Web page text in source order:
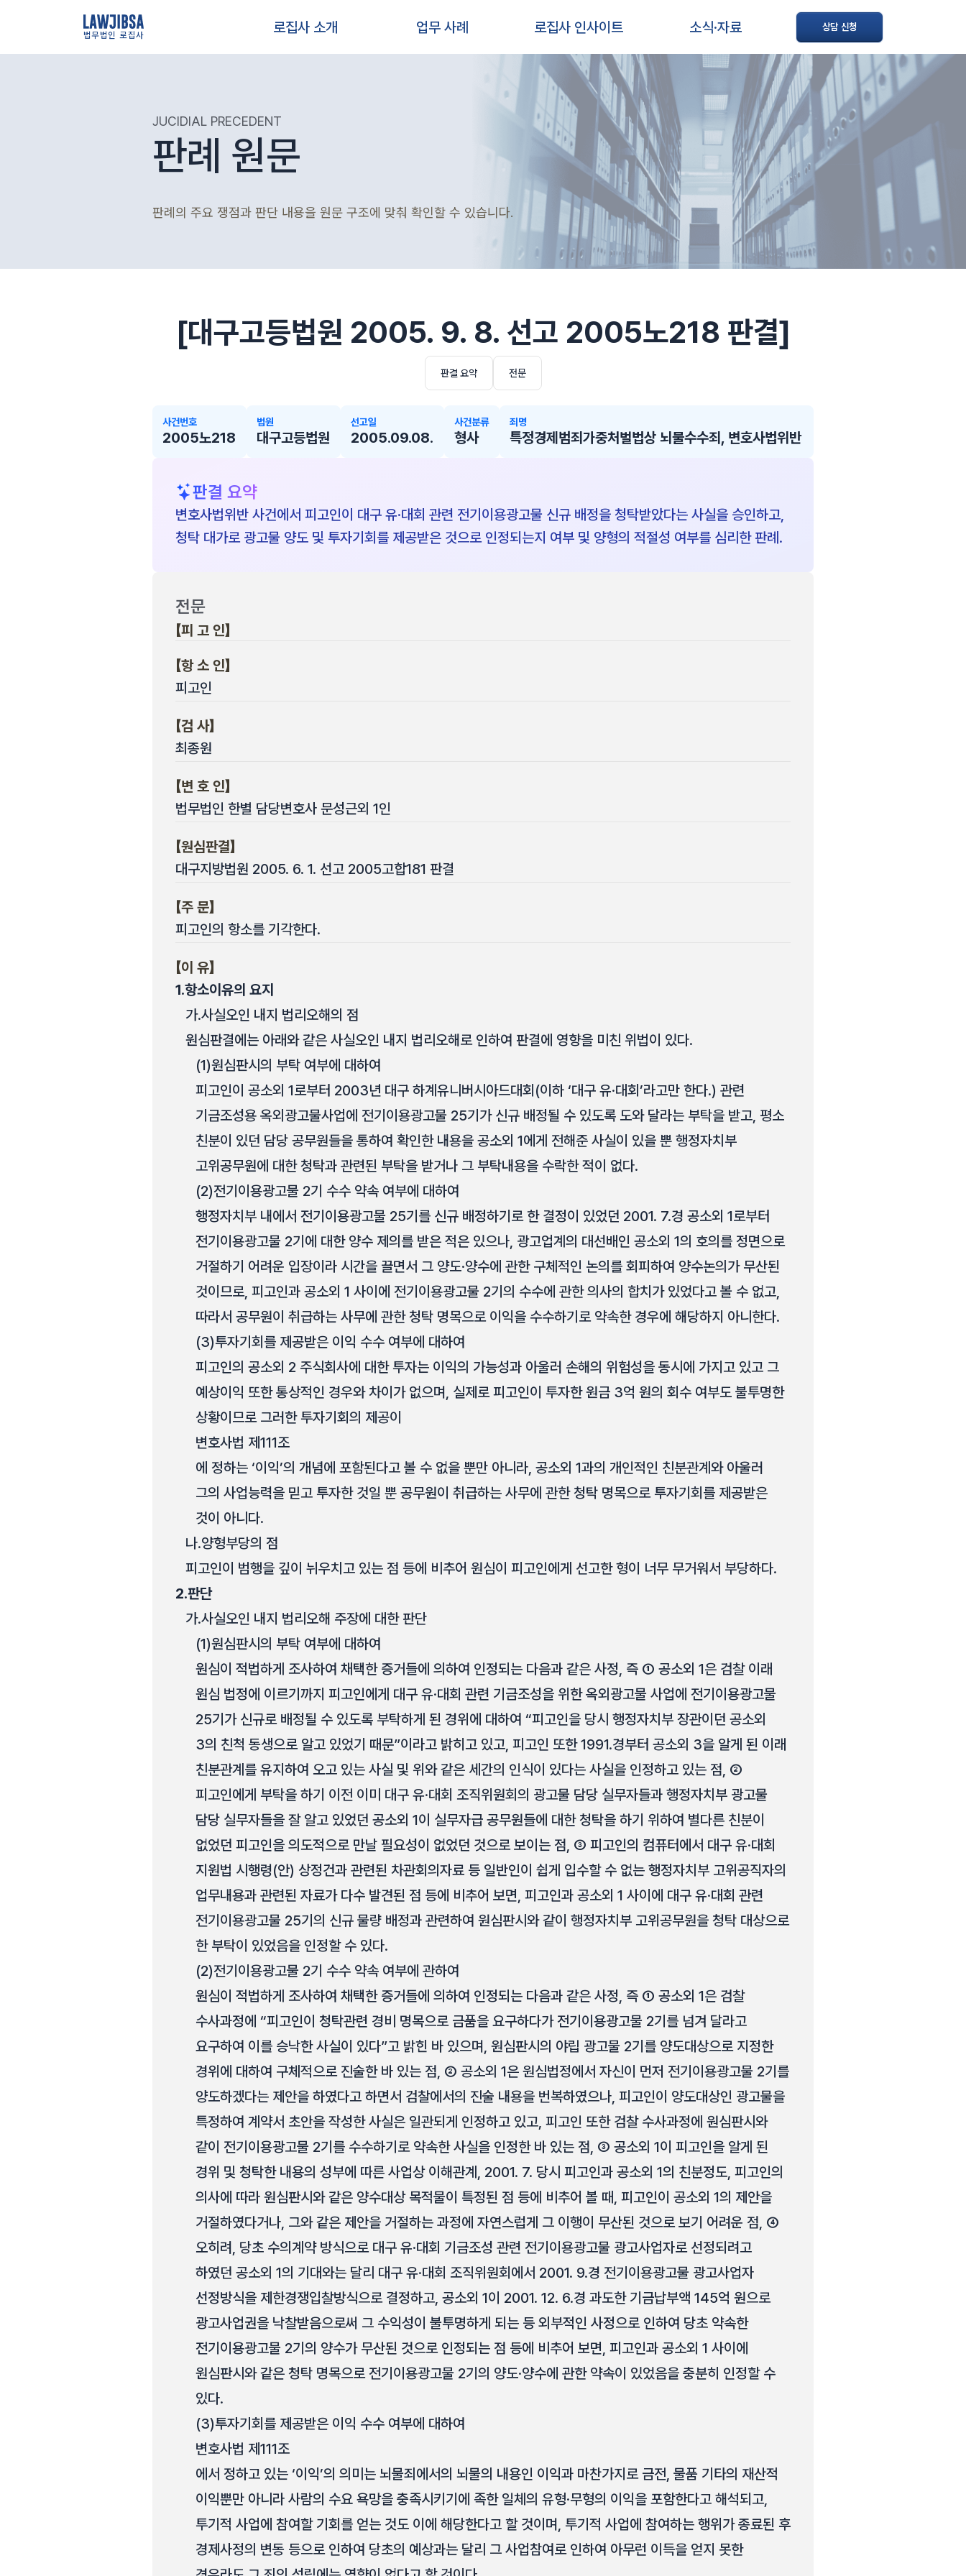
법무법인 로집사 로집사 소개 업무 사례 로집사 인사이트 소식·자료 상담 신청
JUCIDIAL PRECEDENT
판례 원문
판례의 주요 쟁점과 판단 내용을 원문 구조에 맞춰 확인할 수 있습니다.
[대구고등법원 2005. 9. 8. 선고 2005노218 판결]
판결 요약 전문
사건번호
2005노218
법원
대구고등법원
선고일
2005.09.08.
사건분류
형사
죄명
특정경제범죄가중처벌법상 뇌물수수죄, 변호사법위반
판결 요약
변호사법위반 사건에서 피고인이 대구 유·대회 관련 전기이용광고물 신규 배정을 청탁받았다는 사실을 승인하고,
청탁 대가로 광고물 양도 및 투자기회를 제공받은 것으로 인정되는지 여부 및 양형의 적절성 여부를 심리한 판례.
전문
【피 고 인】
【항 소 인】
피고인
【검 사】
최종원
【변 호 인】
법무법인 한별 담당변호사 문성근외 1인
【원심판결】
대구지방법원 2005. 6. 1. 선고 2005고합181 판결
【주 문】
피고인의 항소를 기각한다.
【이 유】
1.항소이유의 요지
가.사실오인 내지 법리오해의 점
원심판결에는 아래와 같은 사실오인 내지 법리오해로 인하여 판결에 영향을 미친 위법이 있다.
(1)원심판시의 부탁 여부에 대하여
피고인이 공소외 1로부터 2003년 대구 하계유니버시아드대회(이하 ‘대구 유·대회’라고만 한다.) 관련
기금조성용 옥외광고물사업에 전기이용광고물 25기가 신규 배정될 수 있도록 도와 달라는 부탁을 받고, 평소
친분이 있던 담당 공무원들을 통하여 확인한 내용을 공소외 1에게 전해준 사실이 있을 뿐 행정자치부
고위공무원에 대한 청탁과 관련된 부탁을 받거나 그 부탁내용을 수락한 적이 없다.
(2)전기이용광고물 2기 수수 약속 여부에 대하여
행정자치부 내에서 전기이용광고물 25기를 신규 배정하기로 한 결정이 있었던 2001. 7.경 공소외 1로부터
전기이용광고물 2기에 대한 양수 제의를 받은 적은 있으나, 광고업계의 대선배인 공소외 1의 호의를 정면으로
거절하기 어려운 입장이라 시간을 끌면서 그 양도·양수에 관한 구체적인 논의를 회피하여 양수논의가 무산된
것이므로, 피고인과 공소외 1 사이에 전기이용광고물 2기의 수수에 관한 의사의 합치가 있었다고 볼 수 없고,
따라서 공무원이 취급하는 사무에 관한 청탁 명목으로 이익을 수수하기로 약속한 경우에 해당하지 아니한다.
(3)투자기회를 제공받은 이익 수수 여부에 대하여
피고인의 공소외 2 주식회사에 대한 투자는 이익의 가능성과 아울러 손해의 위험성을 동시에 가지고 있고 그
예상이익 또한 통상적인 경우와 차이가 없으며, 실제로 피고인이 투자한 원금 3억 원의 회수 여부도 불투명한
상황이므로 그러한 투자기회의 제공이
변호사법 제111조
에 정하는 ‘이익’의 개념에 포함된다고 볼 수 없을 뿐만 아니라, 공소외 1과의 개인적인 친분관계와 아울러
그의 사업능력을 믿고 투자한 것일 뿐 공무원이 취급하는 사무에 관한 청탁 명목으로 투자기회를 제공받은
것이 아니다.
나.양형부당의 점
피고인이 범행을 깊이 뉘우치고 있는 점 등에 비추어 원심이 피고인에게 선고한 형이 너무 무거워서 부당하다.
2.판단
가.사실오인 내지 법리오해 주장에 대한 판단
(1)원심판시의 부탁 여부에 대하여
원심이 적법하게 조사하여 채택한 증거들에 의하여 인정되는 다음과 같은 사정, 즉 ① 공소외 1은 검찰 이래
원심 법정에 이르기까지 피고인에게 대구 유·대회 관련 기금조성을 위한 옥외광고물 사업에 전기이용광고물
25기가 신규로 배정될 수 있도록 부탁하게 된 경위에 대하여 “피고인을 당시 행정자치부 장관이던 공소외
3의 친척 동생으로 알고 있었기 때문”이라고 밝히고 있고, 피고인 또한 1991.경부터 공소외 3을 알게 된 이래
친분관계를 유지하여 오고 있는 사실 및 위와 같은 세간의 인식이 있다는 사실을 인정하고 있는 점, ②
피고인에게 부탁을 하기 이전 이미 대구 유·대회 조직위원회의 광고물 담당 실무자들과 행정자치부 광고물
담당 실무자들을 잘 알고 있었던 공소외 1이 실무자급 공무원들에 대한 청탁을 하기 위하여 별다른 친분이
없었던 피고인을 의도적으로 만날 필요성이 없었던 것으로 보이는 점, ③ 피고인의 컴퓨터에서 대구 유·대회
지원법 시행령(안) 상정건과 관련된 차관회의자료 등 일반인이 쉽게 입수할 수 없는 행정자치부 고위공직자의
업무내용과 관련된 자료가 다수 발견된 점 등에 비추어 보면, 피고인과 공소외 1 사이에 대구 유·대회 관련
전기이용광고물 25기의 신규 물량 배정과 관련하여 원심판시와 같이 행정자치부 고위공무원을 청탁 대상으로
한 부탁이 있었음을 인정할 수 있다.
(2)전기이용광고물 2기 수수 약속 여부에 관하여
원심이 적법하게 조사하여 채택한 증거들에 의하여 인정되는 다음과 같은 사정, 즉 ① 공소외 1은 검찰
수사과정에 “피고인이 청탁관련 경비 명목으로 금품을 요구하다가 전기이용광고물 2기를 넘겨 달라고
요구하여 이를 승낙한 사실이 있다”고 밝힌 바 있으며, 원심판시의 야립 광고물 2기를 양도대상으로 지정한
경위에 대하여 구체적으로 진술한 바 있는 점, ② 공소외 1은 원심법정에서 자신이 먼저 전기이용광고물 2기를
양도하겠다는 제안을 하였다고 하면서 검찰에서의 진술 내용을 번복하였으나, 피고인이 양도대상인 광고물을
특정하여 계약서 초안을 작성한 사실은 일관되게 인정하고 있고, 피고인 또한 검찰 수사과정에 원심판시와
같이 전기이용광고물 2기를 수수하기로 약속한 사실을 인정한 바 있는 점, ③ 공소외 1이 피고인을 알게 된
경위 및 청탁한 내용의 성부에 따른 사업상 이해관계, 2001. 7. 당시 피고인과 공소외 1의 친분정도, 피고인의
의사에 따라 원심판시와 같은 양수대상 목적물이 특정된 점 등에 비추어 볼 때, 피고인이 공소외 1의 제안을
거절하였다거나, 그와 같은 제안을 거절하는 과정에 자연스럽게 그 이행이 무산된 것으로 보기 어려운 점, ④
오히려, 당초 수의계약 방식으로 대구 유·대회 기금조성 관련 전기이용광고물 광고사업자로 선정되려고
하였던 공소외 1의 기대와는 달리 대구 유·대회 조직위원회에서 2001. 9.경 전기이용광고물 광고사업자
선정방식을 제한경쟁입찰방식으로 결정하고, 공소외 1이 2001. 12. 6.경 과도한 기금납부액 145억 원으로
광고사업권을 낙찰받음으로써 그 수익성이 불투명하게 되는 등 외부적인 사정으로 인하여 당초 약속한
전기이용광고물 2기의 양수가 무산된 것으로 인정되는 점 등에 비추어 보면, 피고인과 공소외 1 사이에
원심판시와 같은 청탁 명목으로 전기이용광고물 2기의 양도·양수에 관한 약속이 있었음을 충분히 인정할 수
있다.
(3)투자기회를 제공받은 이익 수수 여부에 대하여
변호사법 제111조
에서 정하고 있는 ‘이익’의 의미는 뇌물죄에서의 뇌물의 내용인 이익과 마찬가지로 금전, 물품 기타의 재산적
이익뿐만 아니라 사람의 수요 욕망을 충족시키기에 족한 일체의 유형·무형의 이익을 포함한다고 해석되고,
투기적 사업에 참여할 기회를 얻는 것도 이에 해당한다고 할 것이며, 투기적 사업에 참여하는 행위가 종료된 후
경제사정의 변동 등으로 인하여 당초의 예상과는 달리 그 사업참여로 인하여 아무런 이득을 얻지 못한